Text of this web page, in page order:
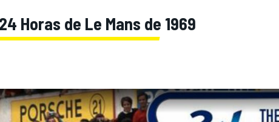
Horas de Le Mans de 1969